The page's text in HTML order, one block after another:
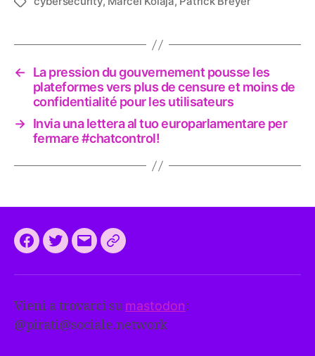
←
La pression du gouvernement pousse les
plateformes vers plus de censure et moins de
confidentialité pour les utilisateurs
→ Invia una lettera al tuo europarlamentare per
fermare #chatcontrol!
Facebook
TwitterEmailCEEP
programma
comune
Vieni a trovarci su mastodon:
@pirati@sociale.network